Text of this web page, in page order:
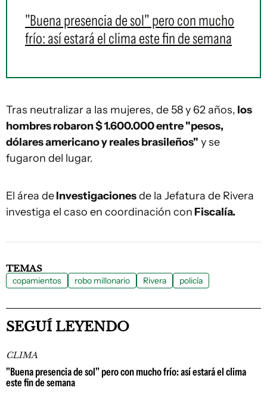
"Buena presencia de sol" pero con mucho
frío: así estará el clima este fin de semana
Tras neutralizar a las mujeres, de 58 y 62 años, los
hombres robaron $ 1.600.000 entre "pesos,
dólares americano y reales brasileños" y se
fugaron del lugar.
El área deInvestigacionesde la Jefatura de Rivera
investiga el caso en coordinación con Fiscalía.
TEMAS
copamientos robo millonario Rivera policía
SEGUÍ LEYENDO
CLIMA
"Buena presencia de sol" pero con mucho frío: así estará el clima
este fin de semana